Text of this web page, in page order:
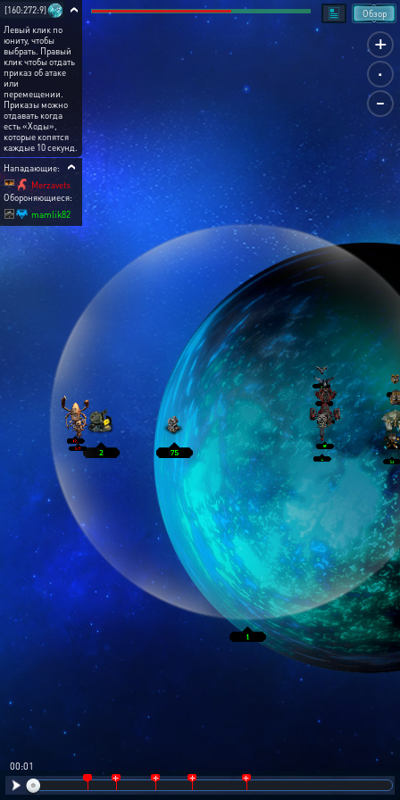
+
.
-
Обзор
[160:272:9]
Левый клик по
юниту, чтобы
выбрать. Правый
клик чтобы отдать
приказ об атаке
или
перемещении.
Приказы можно
отдавать когда
есть «Ходы»,
которые копятся
каждые 10 секунд.
Нападающие:
Merzavets
Обороняющиеся:
mamlik82
00:02